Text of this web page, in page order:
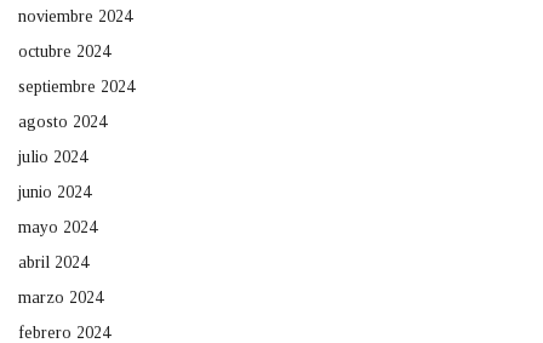
noviembre 2024
octubre 2024
septiembre 2024
agosto 2024
julio 2024
junio 2024
mayo 2024
abril 2024
marzo 2024
febrero 2024